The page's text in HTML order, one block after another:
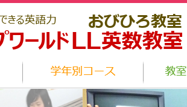
学年別コース 教室・講
学年別コース 教室・講師紹介 時間
指導方法 学年別コース